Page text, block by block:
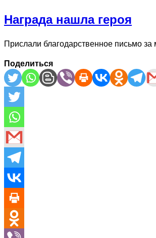
Награда нашла героя
Прислали благодарственное письмо
Поделиться